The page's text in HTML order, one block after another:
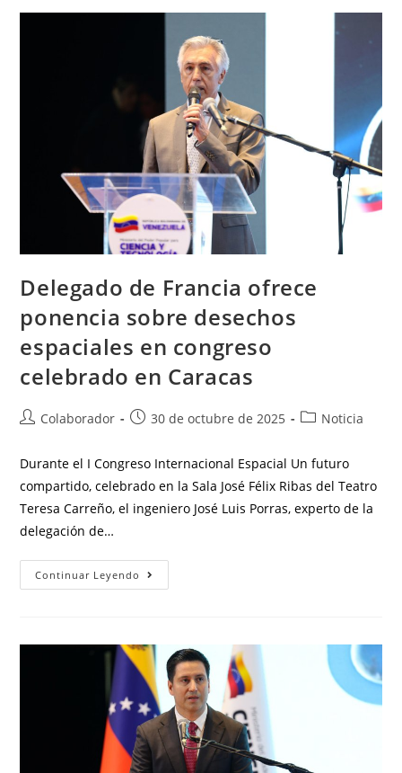
Delegado de Francia ofrece
ponencia sobre desechos
espaciales en congreso
celebrado en Caracas
Colaborador 30 de octubre de 2025 Noticia
Durante el I Congreso Internacional Espacial Un futuro
compartido, celebrado en la Sala José Félix Ribas del Teatro
Teresa Carreño, el ingeniero José Luis Porras, experto de la
delegación de…
Continuar Leyendo